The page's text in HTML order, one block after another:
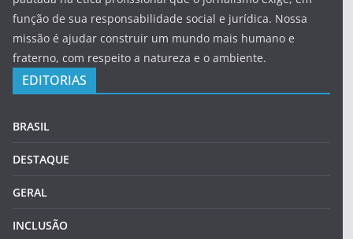
função de sua responsabilidade social e jurídica. Nossa
missão é ajudar construir um mundo mais humano e
fraterno, com respeito a natureza e o ambiente.
EDITORIAS
BRASIL
DESTAQUE
GERAL
INCLUSÃO